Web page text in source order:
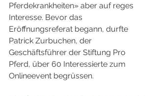
Pferdekrankheiten» aber auf reges
Interesse. Bevor das
Eröffnungsreferat begann, durfte
Patrick Zurbuchen, der
Geschäftsführer der Stiftung Pro
Pferd, über 60 Interessierte zum
Onlineevent begrüssen.